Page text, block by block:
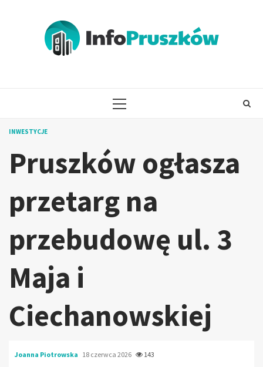
PRIMARY
INWESTYCJE
Pruszków ogłasza
przetarg na
przebudowę ul. 3
Maja i
Ciechanowskiej
Joanna Piotrowska 18 czerwca 2026 143